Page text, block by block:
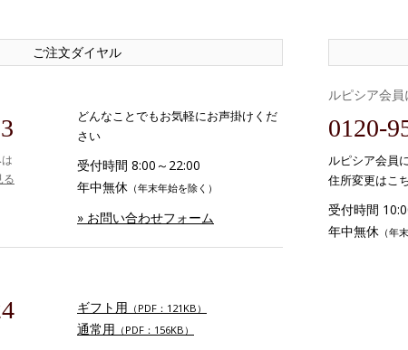
ご注文ダイヤル
る
どんなことでもお気軽にお声掛けくだ
さい
受付時間 8:00～22:00
年中無休 （年末年始を除く）
» お問い合わせフォーム
ギフト用 （PDF：121KB）
通常用 （PDF：156KB）
ルピシア会員
0120-
ルピシア会員
住所変更はこ
受付時間
年中無休 （年